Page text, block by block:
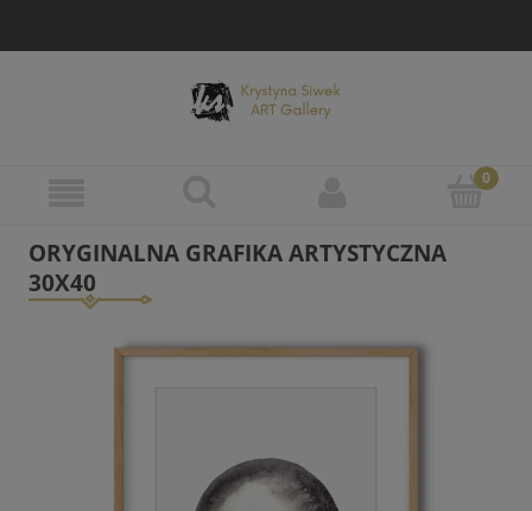
ORYGINALNA GRAFIKA ARTYSTYCZNA
30X40